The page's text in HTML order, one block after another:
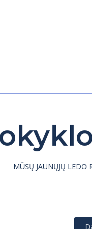
MŪSŲ JAUNŲJŲ